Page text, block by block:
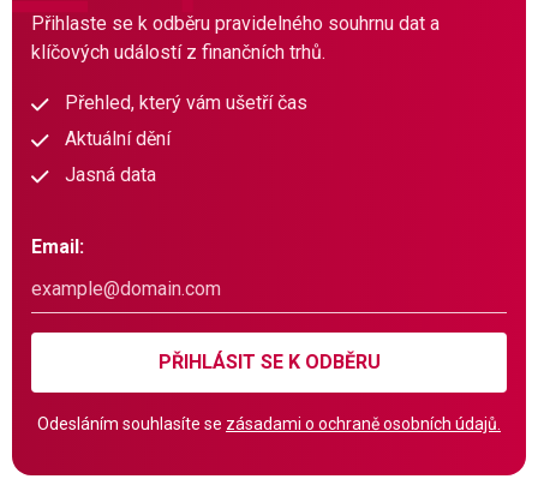
Přihlaste se k odběru pravidelného souhrnu dat a
klíčových událostí z finančních trhů.
Přehled, který vám ušetří čas
Aktuální dění
Jasná data
Email:
PŘIHLÁSIT SE K ODBĚRU
Odesláním souhlasíte se zásadami o ochraně osobních údajů.